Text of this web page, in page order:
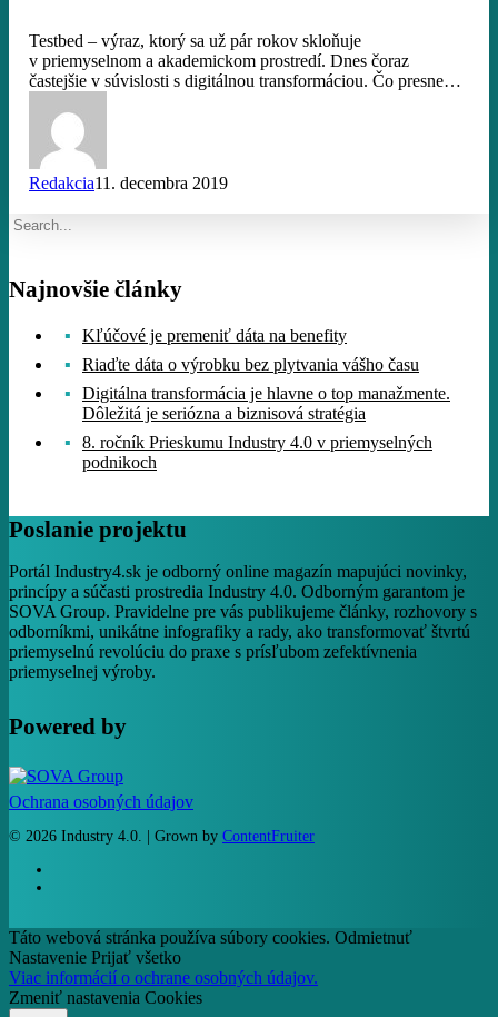
Testbed – výraz, ktorý sa už pár rokov skloňuje
v priemyselnom a akademickom prostredí. Dnes čoraz
častejšie v súvislosti s digitálnou transformáciou. Čo presne…
Redakcia11. decembra 2019
Najnovšie články
Kľúčové je premeniť dáta na benefity
Riaďte dáta o výrobku bez plytvania vášho času
Digitálna transformácia je hlavne o top manažmente.
Dôležitá je seriózna a biznisová stratégia
8. ročník Prieskumu Industry 4.0 v priemyselných
podnikoch
Poslanie projektu
Portál Industry4.sk je odborný online magazín mapujúci novinky,
princípy a súčasti prostredia Industry 4.0. Odborným garantom je
SOVA Group. Pravidelne pre vás publikujeme články, rozhovory s
odborníkmi, unikátne infografiky a rady, ako transformovať štvrtú
priemyselnú revolúciu do praxe s prísľubom zefektívnenia
priemyselnej výroby.
Powered by
Ochrana osobných údajov
© 2026 Industry 4.0. | Grown by ContentFruiter
Táto webová stránka používa súbory cookies. Odmietnuť
Nastavenie Prijať všetko
Viac informácií o ochrane osobných údajov.
Zmeniť nastavenia Cookies